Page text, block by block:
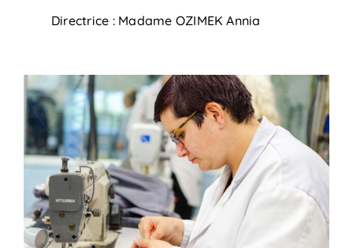
Directrice : Madame OZIMEK Annia